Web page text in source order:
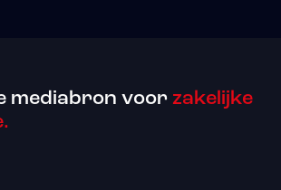
mediabron voor zakelijke